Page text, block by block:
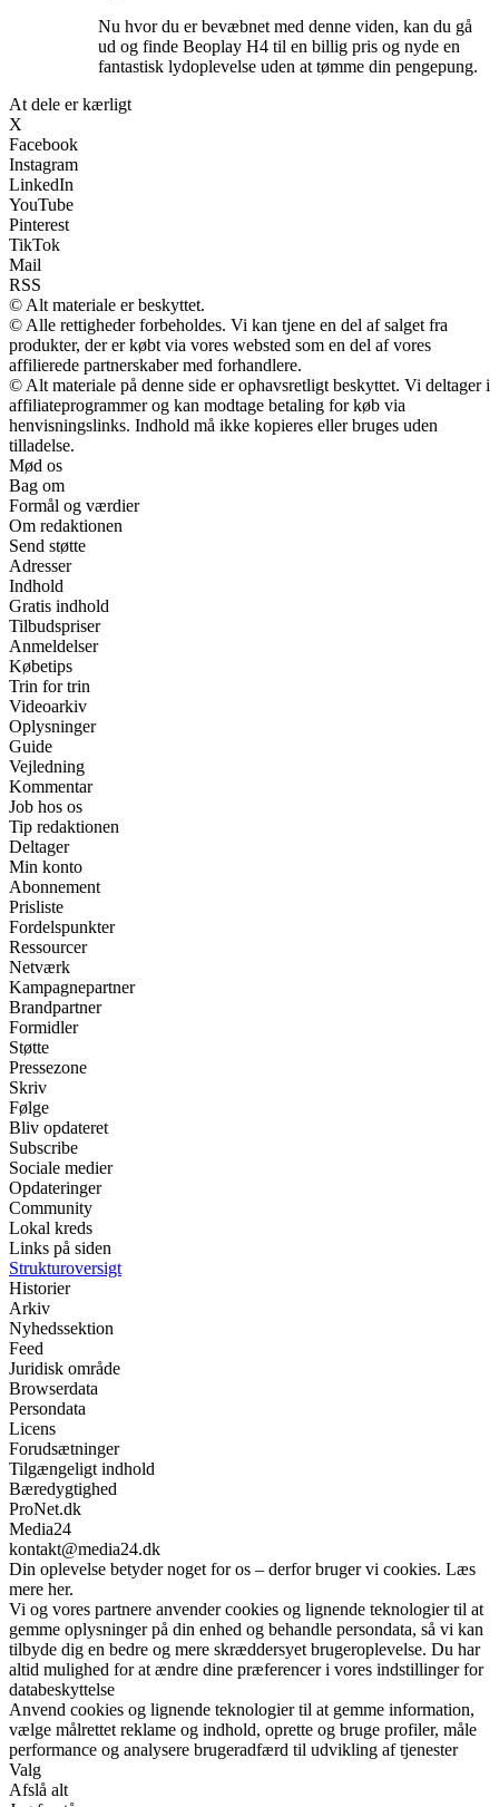
Nu hvor du er bevæbnet med denne viden, kan du gå
ud og finde Beoplay H4 til en billig pris og nyde en
fantastisk lydoplevelse uden at tømme din pengepung.
At dele er kærligt
X
Facebook
Instagram
LinkedIn
YouTube
Pinterest
TikTok
Mail
RSS
© Alt materiale er beskyttet.
© Alle rettigheder forbeholdes. Vi kan tjene en del af salget fra
produkter, der er købt via vores websted som en del af vores
affilierede partnerskaber med forhandlere.
© Alt materiale på denne side er ophavsretligt beskyttet. Vi deltager i
affiliateprogrammer og kan modtage betaling for køb via
henvisningslinks. Indhold må ikke kopieres eller bruges uden
tilladelse.
Mød os
Bag om
Formål og værdier
Om redaktionen
Send støtte
Adresser
Indhold
Gratis indhold
Tilbudspriser
Anmeldelser
Købetips
Trin for trin
Videoarkiv
Oplysninger
Guide
Vejledning
Kommentar
Job hos os
Tip redaktionen
Deltager
Min konto
Abonnement
Prisliste
Fordelspunkter
Ressourcer
Netværk
Kampagnepartner
Brandpartner
Formidler
Støtte
Pressezone
Skriv
Følge
Bliv opdateret
Subscribe
Sociale medier
Opdateringer
Community
Lokal kreds
Links på siden
Strukturoversigt
Historier
Arkiv
Nyhedssektion
Feed
Juridisk område
Browserdata
Persondata
Licens
Forudsætninger
Tilgængeligt indhold
Bæredygtighed
ProNet.dk
Media24
kontakt@media24.dk
Din oplevelse betyder noget for os – derfor bruger vi cookies. Læs
mere her.
Vi og vores partnere anvender cookies og lignende teknologier til at
gemme oplysninger på din enhed og behandle persondata, så vi kan
tilbyde dig en bedre og mere skræddersyet brugeroplevelse. Du har
altid mulighed for at ændre dine præferencer i vores indstillinger for
databeskyttelse
Anvend cookies og lignende teknologier til at gemme information,
vælge målrettet reklame og indhold, oprette og bruge profiler, måle
performance og analysere brugeradfærd til udvikling af tjenester
Valg
Afslå alt